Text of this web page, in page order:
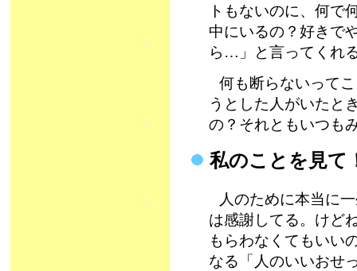
トもないのに、何で
中にいるの？好きで
ら…」と言ってくれ
何も断らないって
うとした人がいたと
の？それともいつも
私のことを見て
人のために本当に
は感謝してる。けど
もらわなくてもいい
なる「人のいいおせ